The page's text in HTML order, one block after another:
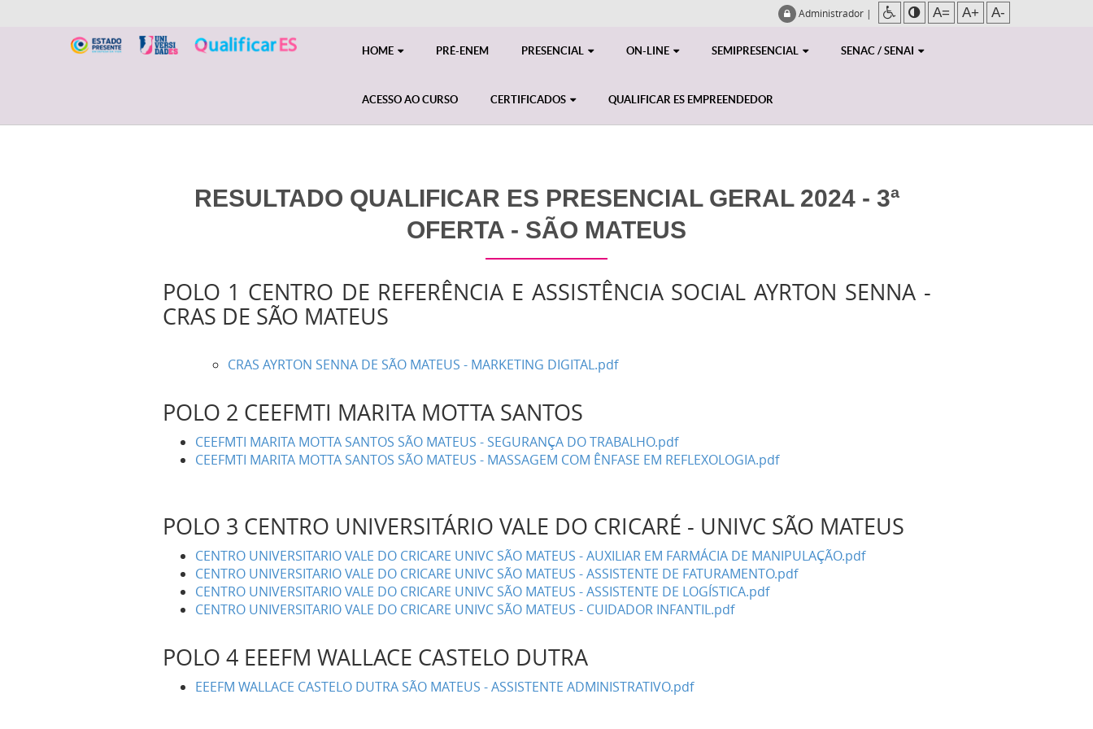
Administrador | A= A+ A-
HOME PRÉ-ENEM PRESENCIAL ON-LINE SEMIPRESENCIAL SENAC / SENAI
ACESSO AO CURSO CERTIFICADOS QUALIFICAR ES EMPREENDEDOR
RESULTADO QUALIFICAR ES PRESENCIAL GERAL 2024 - 3ª
OFERTA - SÃO MATEUS
POLO 1 CENTRO DE REFERÊNCIA E ASSISTÊNCIA SOCIAL AYRTON SENNA -
CRAS DE SÃO MATEUS
CRAS AYRTON SENNA DE SÃO MATEUS - MARKETING DIGITAL.pdf
POLO 2 CEEFMTI MARITA MOTTA SANTOS
CEEFMTI MARITA MOTTA SANTOS SÃO MATEUS - SEGURANÇA DO TRABALHO.pdf
CEEFMTI MARITA MOTTA SANTOS SÃO MATEUS - MASSAGEM COM ÊNFASE EM REFLEXOLOGIA.pdf
POLO 3 CENTRO UNIVERSITÁRIO VALE DO CRICARÉ - UNIVC SÃO MATEUS
CENTRO UNIVERSITARIO VALE DO CRICARE UNIVC SÃO MATEUS - AUXILIAR EM FARMÁCIA DE MANIPULAÇÃO.pdf
CENTRO UNIVERSITARIO VALE DO CRICARE UNIVC SÃO MATEUS - ASSISTENTE DE FATURAMENTO.pdf
CENTRO UNIVERSITARIO VALE DO CRICARE UNIVC SÃO MATEUS - ASSISTENTE DE LOGÍSTICA.pdf
CENTRO UNIVERSITARIO VALE DO CRICARE UNIVC SÃO MATEUS - CUIDADOR INFANTIL.pdf
POLO 4 EEEFM WALLACE CASTELO DUTRA
EEEFM WALLACE CASTELO DUTRA SÃO MATEUS - ASSISTENTE ADMINISTRATIVO.pdf